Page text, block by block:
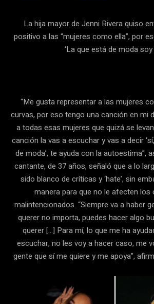
La hija mayor de Jenni Rivera quiso
positivo a las “mujeres como ella”, por
‘La que está de moda soy
“Me gusta representar a las mujeres
curvas, por eso tengo una canción en mi
a todas esas mujeres que quizá se
canción la vas a escuchar y vas a decir
de moda’, te ayuda con la autoestima”,
cantante, de 37 años, señaló que a lo
sido blanco de críticas y ‘hate’, sin
manera para que no le afecten los
malintencionados. “Siempre va a haber
querer no importa, puedes hacer algo
querer […] Para mí, lo que me ha
escuchar, no les voy a hacer caso, me
gente que sí me quiere y me apoya”,